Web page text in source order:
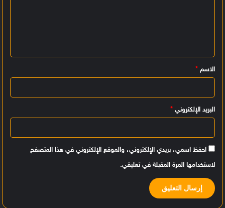
ي
ق
الاسم *
البريد الإلكتروني *
احفظ اسمي، بريدي الإلكتروني، والموقع الإلكتروني في هذا المتصفح
لاستخدامها المرة المقبلة في تعليقي.